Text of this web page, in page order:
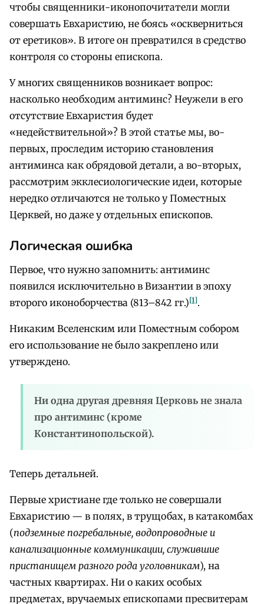
чтобы священники-иконопочитатели могли
совершать Евхаристию, не боясь «оскверниться
от еретиков». В итоге он превратился в средство
контроля со стороны епископа.
У многих священников возникает вопрос:
насколько необходим антиминс? Неужели в его
отсутствие Евхаристия будет
«недействительной»? В этой статье мы, во-
первых, проследим историю становления
антиминса как обрядовой детали, а во-вторых,
рассмотрим экклесиологические идеи, которые
нередко отличаются не только у Поместных
Церквей, но даже у отдельных епископов.
Логическая ошибка
Первое, что нужно запомнить: антиминс
появился исключительно в Византии в эпоху
второго иконоборчества (813–842 гг.)[1].
Никаким Вселенским или Поместным собором
его использование не было закреплено или
утверждено.
Ни одна другая древняя Церковь не знала
про антиминс (кроме
Константинопольской).
Теперь детальней.
Первые христиане где только не совершали
Евхаристию — в полях, в трущобах, в катакомбах
(подземные погребальные, водопроводные и
канализационные коммуникации, служившие
пристанищем разного рода уголовникам), на
частных квартирах. Ни о каких особых
предметах, вручаемых епископами пресвитерам